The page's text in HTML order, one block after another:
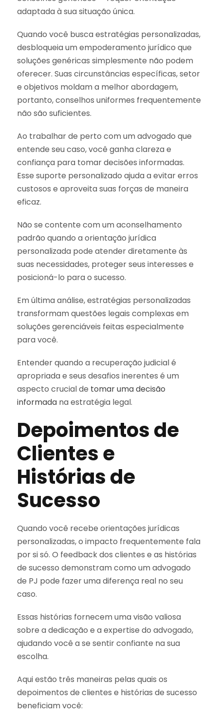
adaptada à sua situação única.
Quando você busca estratégias personalizadas,
desbloqueia um empoderamento jurídico que
soluções genéricas simplesmente não podem
oferecer. Suas circunstâncias específicas, setor
e objetivos moldam a melhor abordagem,
portanto, conselhos uniformes frequentemente
não são suficientes.
Ao trabalhar de perto com um advogado que
entende seu caso, você ganha clareza e
confiança para tomar decisões informadas.
Esse suporte personalizado ajuda a evitar erros
custosos e aproveita suas forças de maneira
eficaz.
Não se contente com um aconselhamento
padrão quando a orientação jurídica
personalizada pode atender diretamente às
suas necessidades, proteger seus interesses e
posicioná-lo para o sucesso.
Em última análise, estratégias personalizadas
transformam questões legais complexas em
soluções gerenciáveis feitas especialmente
para você.
Entender quando a recuperação judicial é
apropriada e seus desafios inerentes é um
aspecto crucial de tomar uma decisão
informada na estratégia legal.
Depoimentos de
Clientes e
Histórias de
Sucesso
Quando você recebe orientações jurídicas
personalizadas, o impacto frequentemente fala
por si só. O feedback dos clientes e as histórias
de sucesso demonstram como um advogado
de PJ pode fazer uma diferença real no seu
caso.
Essas histórias fornecem uma visão valiosa
sobre a dedicação e a expertise do advogado,
ajudando você a se sentir confiante na sua
escolha.
Aqui estão três maneiras pelas quais os
depoimentos de clientes e histórias de sucesso
beneficiam você: